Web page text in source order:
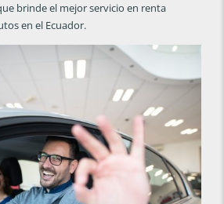
brinde el mejor servicio en renta
en el Ecuador.